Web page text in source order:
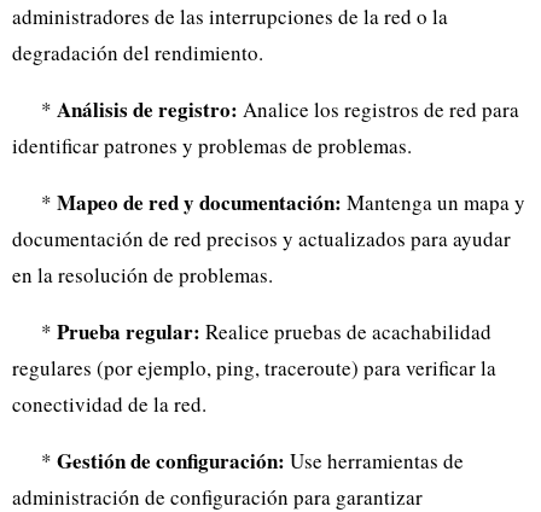
administradores de las interrupciones de la red o la
degradación del rendimiento.
* Análisis de registro: Analice los registros de red para
identificar patrones y problemas de problemas.
* Mapeo de red y documentación: Mantenga un mapa y
documentación de red precisos y actualizados para ayudar
en la resolución de problemas.
* Prueba regular: Realice pruebas de acachabilidad
regulares (por ejemplo, ping, traceroute) para verificar la
conectividad de la red.
* Gestión de configuración: Use herramientas de
administración de configuración para garantizar